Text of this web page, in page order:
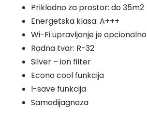
Prikladno za prostor: do 35m2
Energetska klasa: A+++
Wi-Fi upravljanje je opcionalno
Radna tvar: R-32
Silver – ion filter
Econo cool funkcija
I-save funkcija
Samodijagnoza